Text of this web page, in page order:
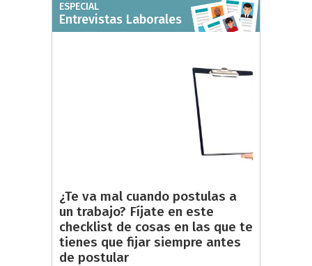
ESPECIAL
Entrevistas Laborales
¿Te va mal cuando postulas a
un trabajo? Fíjate en este
checklist de cosas en las que te
tienes que fijar siempre antes
de postular